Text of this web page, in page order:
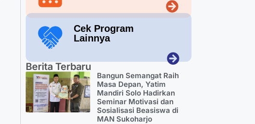
Cek Program
Lainnya
Berita Terbaru
Bangun Semangat Raih
Masa Depan, Yatim
Mandiri Solo Hadirkan
Seminar Motivasi dan
Sosialisasi Beasiswa di
MAN Sukoharjo